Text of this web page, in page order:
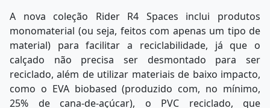
A nova coleção Rider R4 Spaces inclui produtos
monomaterial (ou seja, feitos com apenas um tipo de
material) para facilitar a reciclabilidade, já que o
calçado não precisa ser desmontado para ser
reciclado, além de utilizar materiais de baixo impacto,
como o EVA biobased (produzido com, no mínimo,
25% de cana-de-açúcar), o PVC reciclado, que